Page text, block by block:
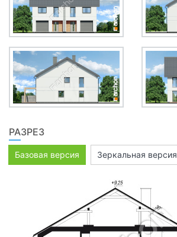
РАЗРЕЗ
Базовая версия Зеркальная версия